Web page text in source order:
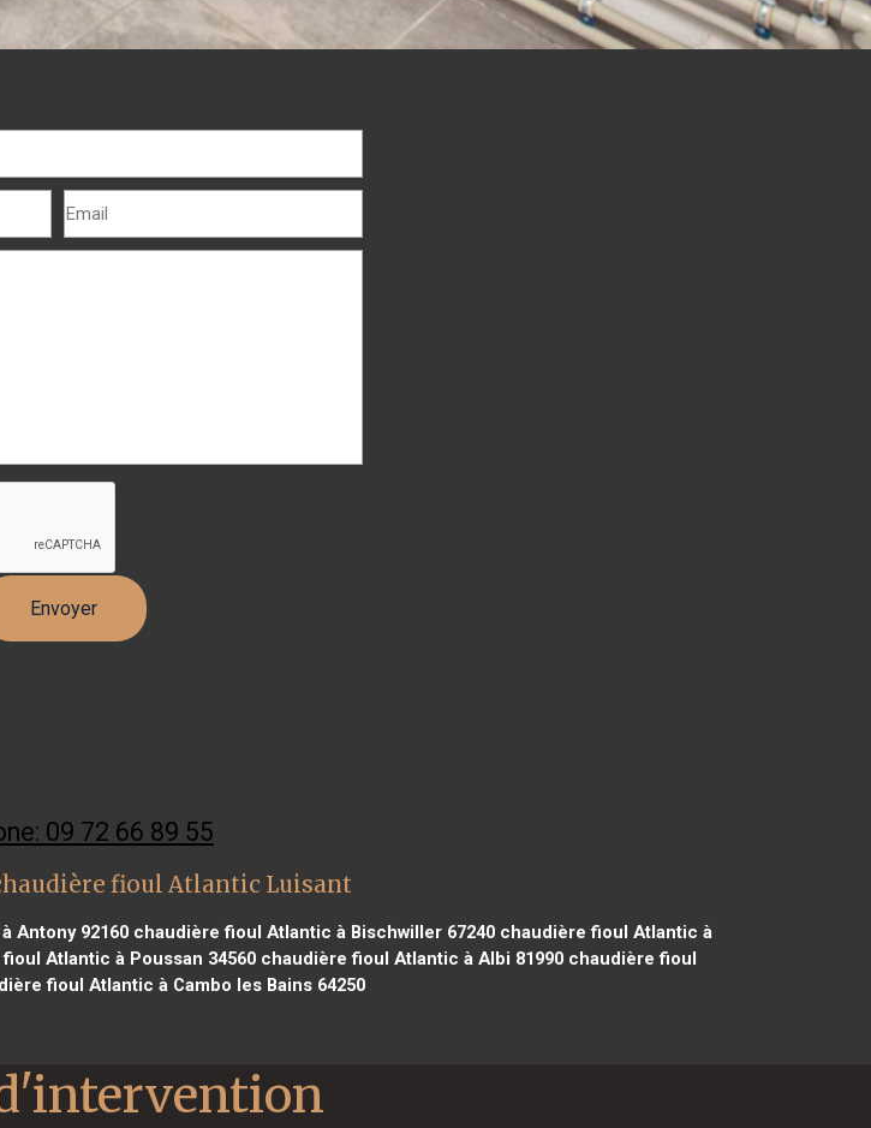
09 72 66 89 55
fioul Atlantic Luisant
Antony 92160 chaudière fioul Atlantic à Bischwiller 67240 chaudière fioul Atlantic à
Atlantic à Poussan 34560chaudière fioul Atlantic à Albi 81990chaudière fioul
fioul Atlantic à Cambo les Bains 64250